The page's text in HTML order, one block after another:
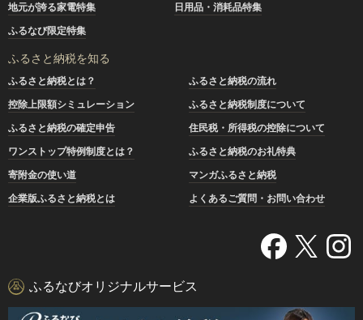
地元が誇る家電特集
日用品・消耗品特集
ふるなび限定特集
ふるさと納税を知る
ふるさと納税とは？
ふるさと納税の流れ
控除上限額シミュレーション
ふるさと納税制度について
ふるさと納税の確定申告
住民税・所得税の控除について
ワンストップ特例制度とは？
ふるさと納税のお礼特典
寄附金の使い道
マンガふるさと納税
企業版ふるさと納税とは
よくあるご質問・お問い合わせ
ふるなびオリジナルサービス